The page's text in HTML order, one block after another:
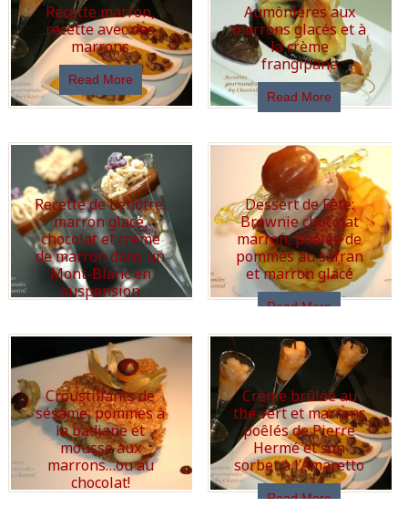
Recette marron,
recette avec des
marrons
Read More
Aumônières aux
marrons glacés et à
la crème
frangipane
Read More
Recette de Lenôtre:
marron glacé,
chocolat et crème
de marron dans un
Mont-Blanc en
suspension
Dessert de Fête:
Brownie chocolat
marron, poêlée de
pommes au safran
et marron glacé
Read More
Croustillants de
sésame, pommes à
la badiane et
mousse aux
marrons…ou au
chocolat!
Crème brûlée au
thé vert et marrons
poêlés de Pierre
Hermé et son
sorbet à l’Amaretto
Read More